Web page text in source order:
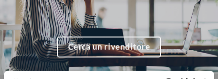
Cerca un rivenditore